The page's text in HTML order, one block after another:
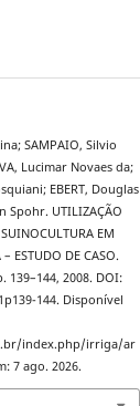
SAMPAIO, Silvio
Lucimar Novaes da;
EBERT, Douglas
Spohr. UTILIZAÇÃO
EM
ESTUDO DE CASO.
139–144, 2008. DOI:
144. Disponível
index.php/irriga/ar
7 ago. 2026.